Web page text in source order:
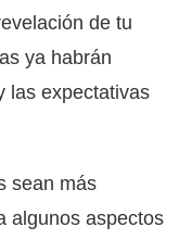
de tu
ya habrán
las expectativas
sean más
algunos aspectos